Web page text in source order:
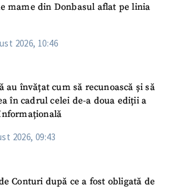
mame din Donbasul aflat pe linia
2026, 10:46
au învățat cum să recunoască și să
în cadrul celei de-a doua ediții a
2026, 09:43
Conturi după ce a fost obligată de